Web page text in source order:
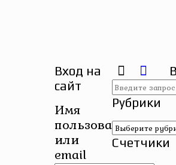
Вход на
сайт
Имя
пользователя
или
email
Рубрики
Рубрики
Счетчики